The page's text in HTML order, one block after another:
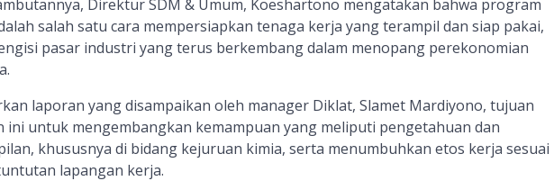
Direktur SDM & Umum, Koeshartono mengatakan bahwa program
salah satu cara mempersiapkan tenaga kerja yang terampil dan siap pakai,
pasar industri yang terus berkembang dalam menopang perekonomian
laporan yang disampaikan oleh manager Diklat, Slamet Mardiyono, tujuan
ini untuk mengembangkan kemampuan yang meliputi pengetahuan dan
khususnya di bidang kejuruan kimia, serta menumbuhkan etos kerja sesuai
lapangan kerja.